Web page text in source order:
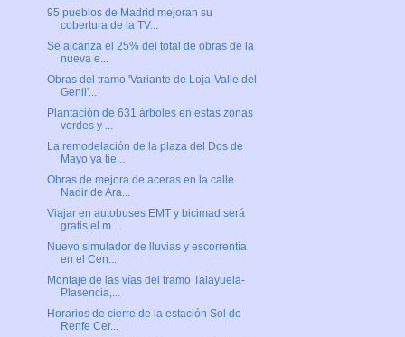
95 pueblos de Madrid mejoran su
cobertura de la TV...
Se alcanza el 25% del total de obras de la
nueva e...
Obras del tramo 'Variante de Loja-Valle del
Genil'...
Plantación de 631 árboles en estas zonas
verdes y ...
La remodelación de la plaza del Dos de
Mayo ya tie...
Obras de mejora de aceras en la calle
Nadir de Ara...
Viajar en autobuses EMT y bicimad será
gratis el m...
Nuevo simulador de lluvias y escorrentía
en el Cen...
Montaje de las vías del tramo Talayuela-
Plasencia,...
Horarios de cierre de la estación Sol de
Renfe Cer...